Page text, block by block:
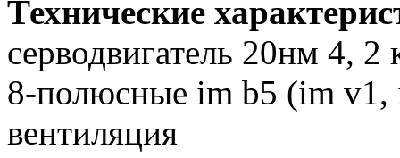
Технические
серводвигатель 20нм 4,
8-полюсные im b5 (im v1,
вентиляция